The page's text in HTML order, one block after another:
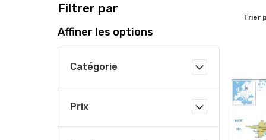
Trier
Filtrer par
Affiner les options
Catégorie
Prix